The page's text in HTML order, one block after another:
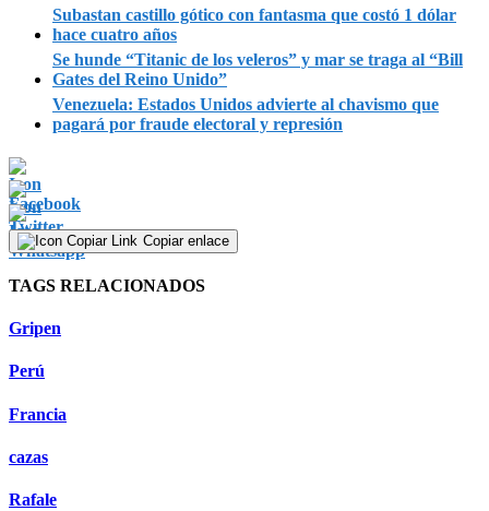
Subastan castillo gótico con fantasma que costó 1 dólar
hace cuatro años
Se hunde “Titanic de los veleros” y mar se traga al “Bill
Gates del Reino Unido”
Venezuela: Estados Unidos advierte al chavismo que
pagará por fraude electoral y represión
Copiar enlace
TAGS RELACIONADOS
Gripen
Perú
Francia
cazas
Rafale